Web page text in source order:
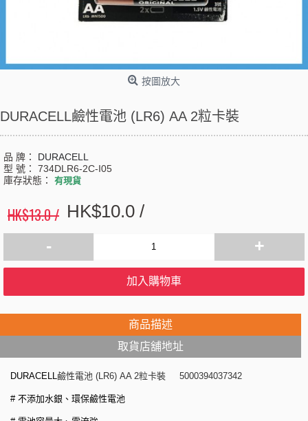
按圖放大
DURACELL鹼性電池 (LR6) AA 2粒卡裝
品 牌： DURACELL
型 號： 734DLR6-2C-I05
庫存狀態： 有現貨
HK$13.0 / HK$10.0 /
- +
加入購物車
商品描述
取貨店舖地址
DURACELL 鹼性電池 (LR6) AA 2粒卡裝 5000394037342
# 不添加水銀、環保鹼性電池